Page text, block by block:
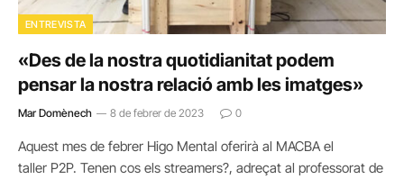
ENTREVISTA
«Des de la nostra quotidianitat podem
pensar la nostra relació amb les imatges»
Mar Domènech 8 de febrer de 2023 0
Aquest mes de febrer Higo Mental oferirà al MACBA el
taller P2P. Tenen cos els streamers?, adreçat al professorat de